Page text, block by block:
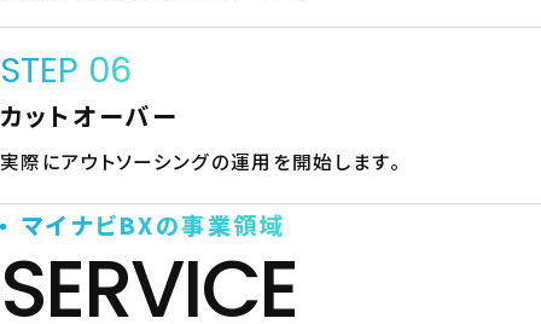
STEP 06
カットオーバー
実際にアウトソーシングの運用を開始します。
マイナビBXの事業領域
SERVICE